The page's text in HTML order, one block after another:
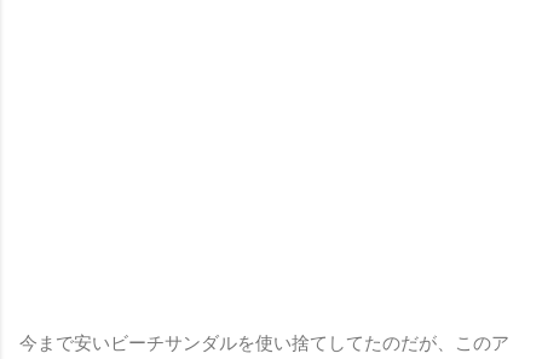
今まで安いビーチサンダルを使い捨てしてたのだが、このア